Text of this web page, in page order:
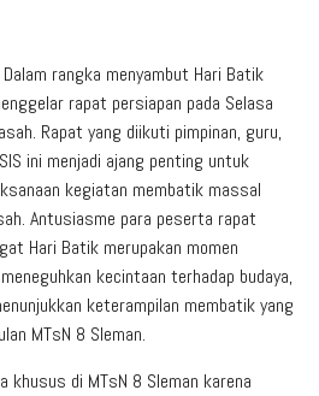
rangka menyambut Hari Batik
rapat persiapan pada Selasa
Rapat yang diikuti pimpinan, guru,
ini menjadi ajang penting untuk
kegiatan membatik massal
Antusiasme para peserta rapat
Hari Batik merupakan momen
kecintaan terhadap budaya,
keterampilan membatik yang
MTsN 8 Sleman.
khusus di MTsN 8 Sleman karena